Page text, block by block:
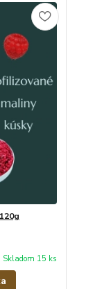
Skladom 15 ks